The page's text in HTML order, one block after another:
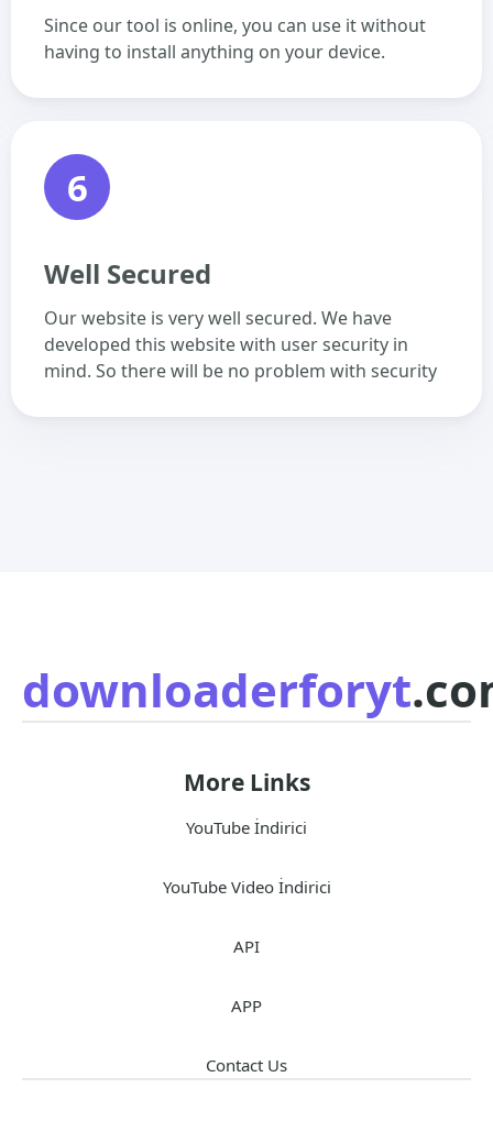
Since our tool is online, you can use it without
having to install anything on your device.
6
Well Secured
Our website is very well secured. We have
developed this website with user security in
mind. So there will be no problem with security
downloaderforyt
More Links
YouTube İndirici
YouTube Video İndirici
API
APP
Contact Us